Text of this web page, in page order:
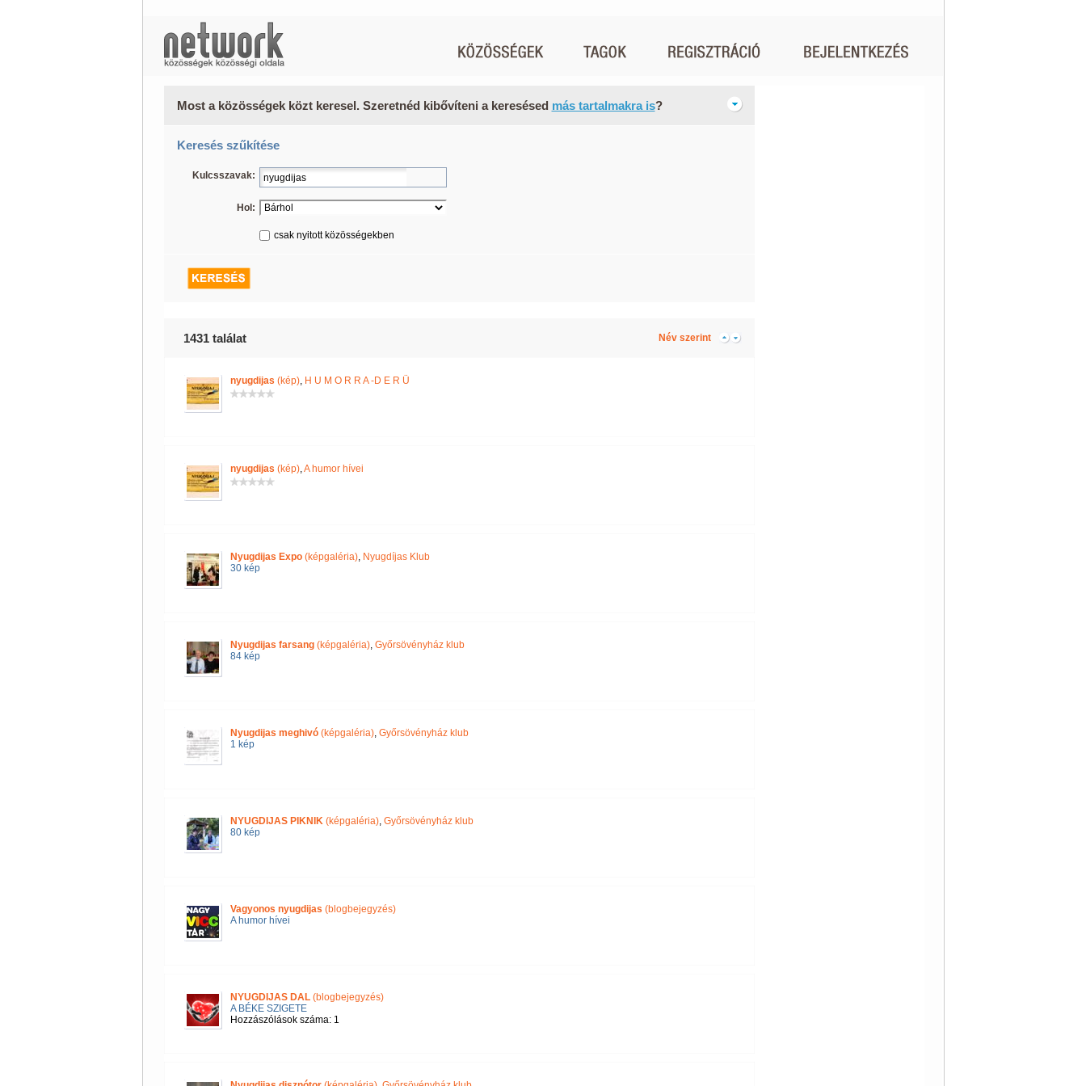
Most a közösségek közt keresel. Szeretnéd kibővíteni a keresésed más tartalmakra is?
Keresés szűkítése
Kulcsszavak:
Hol:
csak nyitott közösségekben
1431 találat Név szerint
nyugdijas (kép), H U M O R R A -D E R Ü
nyugdijas (kép),A humor hívei
Nyugdijas Expo(képgaléria), Nyugdíjas Klub
30 kép
Nyugdijas farsang(képgaléria), Győrsövényház klub
84 kép
Nyugdijas meghivó(képgaléria), Győrsövényház klub
1 kép
NYUGDIJAS PIKNIK(képgaléria), Győrsövényház klub
80 kép
Vagyonos nyugdijas (blogbejegyzés)
A humor hívei
NYUGDIJAS DAL(blogbejegyzés)
A BÉKE SZIGETE
Hozzászólások száma: 1